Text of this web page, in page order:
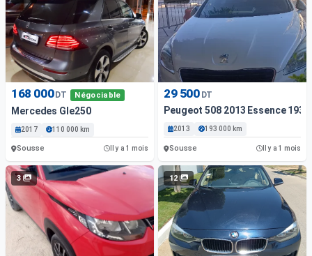
168 000 DT Négociable
Mercedes Gle250
2017 110 000 km
Sousse Il y a 1 mois
29 500 DT
Peugeot 508 2013 Essence 193
2013 193 000 km
Sousse Il y a 1 mois
3 12